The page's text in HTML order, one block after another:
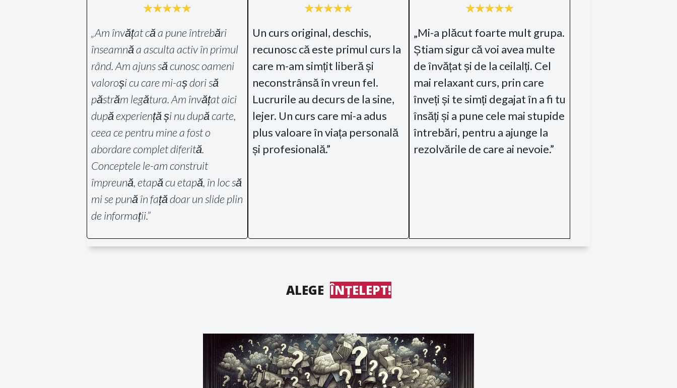
„Am învățat că a pune întrebări
înseamnă a asculta activ în primul
rând. Am ajuns să cunosc oameni
valoroși cu care mi-aș dori să
păstrăm legătura. Am învățat aici
după experiență și nu după carte,
ceea ce pentru mine a fost o
abordare complet diferită.
Conceptele le-am construit
împreună, etapă cu etapă, în loc să
mi se pună în față doar un slide plin
de informații.”
Un curs original, deschis,
recunosc că este primul curs la
care m-am simțit liberă și
neconstrânsă în vreun fel.
Lucrurile au decurs de la sine,
lejer. Un curs care mi-a adus
plus valoare în viața personală
și profesională.”
„Mi-a plăcut foarte mult grupa.
Știam sigur că voi avea multe
de învățat și de la ceilalți. Cel
mai relaxant curs, prin care
înveți și te simți degajat în a fi tu
însăți și a pune cele mai stupide
întrebări, pentru a ajunge la
rezolvările de care ai nevoie.”
ALEGE ÎNȚELEPT!